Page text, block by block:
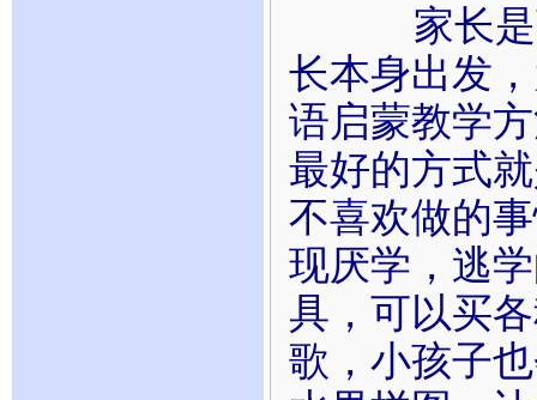
家长是孩
长本身出发
语启蒙教学
最好的方式
不喜欢做的
现厌学，逃
具，可以买
歌，小孩子